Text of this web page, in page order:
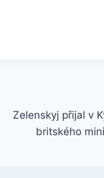
Zelenskyj přijal v
britského